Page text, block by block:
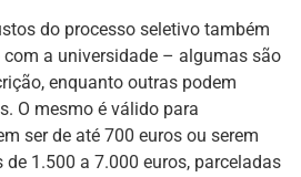
do processo seletivo também
a universidade – algumas são
enquanto outras podem
O mesmo é válido para
ser de até 700 euros ou serem
1.500 a 7.000 euros, parceladas